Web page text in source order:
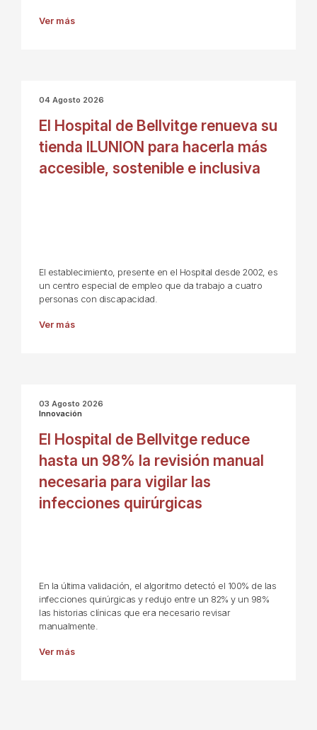
Ver más
04 Agosto 2026
El Hospital de Bellvitge renueva su
tienda ILUNION para hacerla más
accesible, sostenible e inclusiva
El establecimiento, presente en el Hospital desde 2002, es
un centro especial de empleo que da trabajo a cuatro
personas con discapacidad.
Ver más
03 Agosto 2026
Innovación
El Hospital de Bellvitge reduce
hasta un 98% la revisión manual
necesaria para vigilar las
infecciones quirúrgicas
En la última validación, el algoritmo detectó el 100% de las
infecciones quirúrgicas y redujo entre un 82% y un 98%
las historias clínicas que era necesario revisar
manualmente.
Ver más